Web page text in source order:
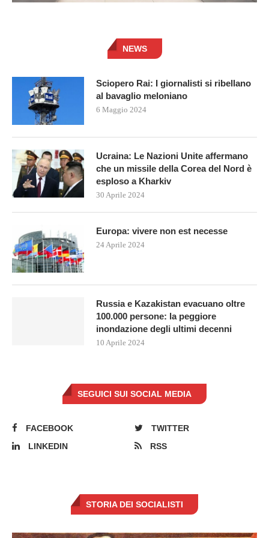
NEWS
Sciopero Rai: I giornalisti si ribellano
al bavaglio meloniano
6 Maggio 2024
Ucraina: Le Nazioni Unite affermano
che un missile della Corea del Nord è
esploso a Kharkiv
30 Aprile 2024
Europa: vivere non est necesse
24 Aprile 2024
Russia e Kazakistan evacuano oltre
100.000 persone: la peggiore
inondazione degli ultimi decenni
10 Aprile 2024
SEGUICI SUI SOCIAL MEDIA
FACEBOOK
TWITTER
LINKEDIN
RSS
STORIA DEI SOCIALISTI